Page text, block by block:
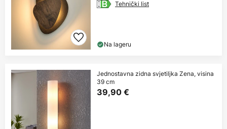
Tehnički list
Na lageru
Jednostavna zidna svjetiljka Zena, visina
39 cm
39,90 €